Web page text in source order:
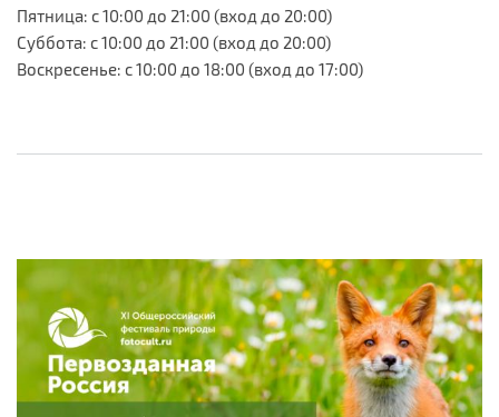
Пятница: с 10:00 до 21:00 (вход до 20:00)
Суббота: с 10:00 до 21:00 (вход до 20:00)
Воскресенье: с 10:00 до 18:00 (вход до 17:00)